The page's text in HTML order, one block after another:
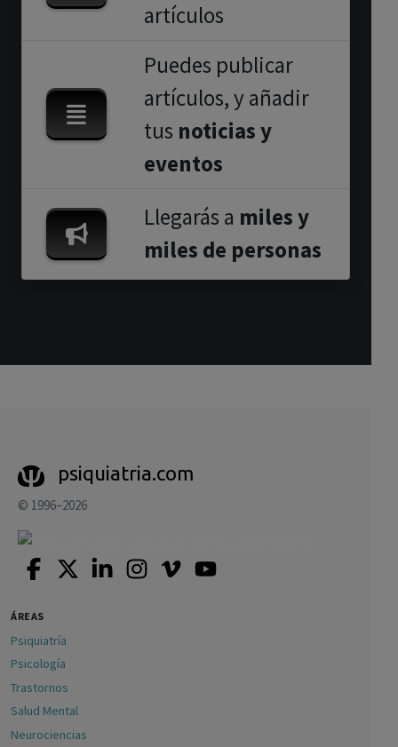
artículos
Puedes publicar
artículos, y añadir
tus noticias y
eventos
Llegarás a miles y
miles de personas
psiquiatria.com
© 1996–2026
ÁREAS
Psiquiatría
Psicología
Trastornos
Salud Mental
Neurociencias